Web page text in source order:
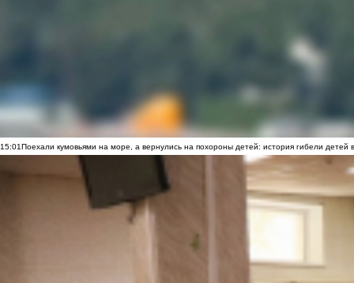
15:01Поехали кумовьями на море, а вернулись на похороны детей: история гибели детей